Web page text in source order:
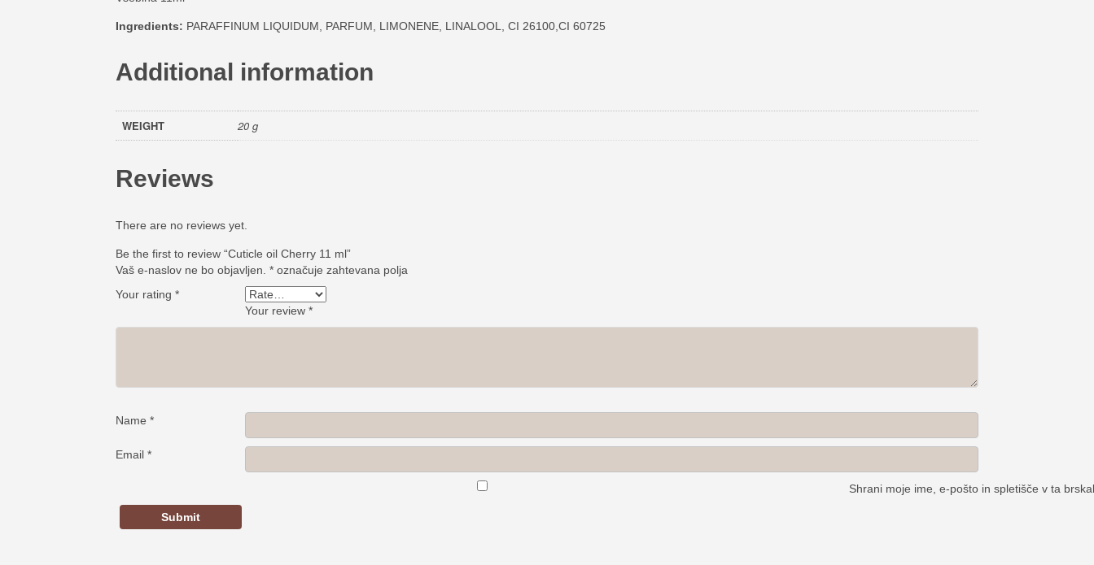
Ingredients: PARAFFINUM LIQUIDUM, PARFUM, LIMONENE, LINALOOL, CI 26100,CI 60725
Additional information
WEIGHT 20 g
Reviews
There are no reviews yet.
Be the first to review “Cuticle oil Cherry 11 ml”
Vaš e-naslov ne bo objavljen. * označuje zahtevana polja
Your rating *
Your review *
Name *
Email *
Shrani moje ime, e-pošto in spletišče v ta